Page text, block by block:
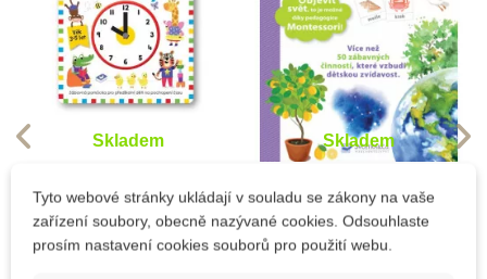
Skladem Skladem
Montessori ve
volném čase
Tyto webové stránky ukládají v souladu se zákony na vaše
zařízení soubory, obecně nazývané cookies. Odsouhlaste
prosím nastavení cookies souborů pro použití webu.